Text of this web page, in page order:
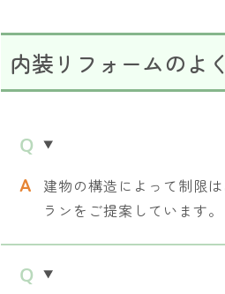
内装リフォームのよ
建物の構造によって制限
ランをご提案しています。